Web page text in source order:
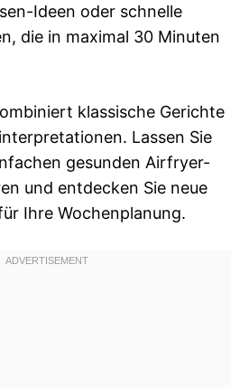
Ideen oder schnelle
die in maximal 30 Minuten
klassische Gerichte
Lassen Sie
gesunden Airfryer-
und entdecken Sie neue
Ihre Wochenplanung.